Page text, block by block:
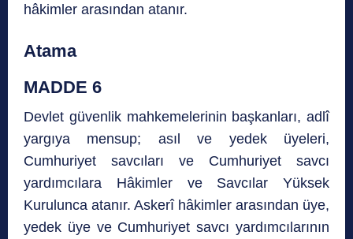
hâkimler arasından atanır.
Atama
MADDE 6
Devlet güvenlik mahkemelerinin başkanları, adlî
yargıya mensup; asıl ve yedek üyeleri,
Cumhuriyet savcıları ve Cumhuriyet savcı
yardımcılara Hâkimler ve Savcılar Yüksek
Kurulunca atanır. Askerî hâkimler arasından üye,
yedek üye ve Cumhuriyet savcı yardımcılarının